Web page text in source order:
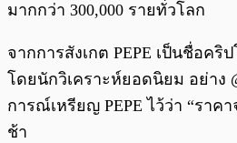
มากกว่า 300,000 รายทั่วโลก
จากการสังเกต PEPE เป็นชื่อค
โดยนักวิเคราะห์ยอดนิยม อย่าง
การณ์เหรียญ PEPE ไว้ว่า “ราค
ช้า